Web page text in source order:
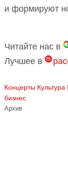
и формируют
Читайте нас в
Лучшее в
Концерты Культура
бизнес
Архив